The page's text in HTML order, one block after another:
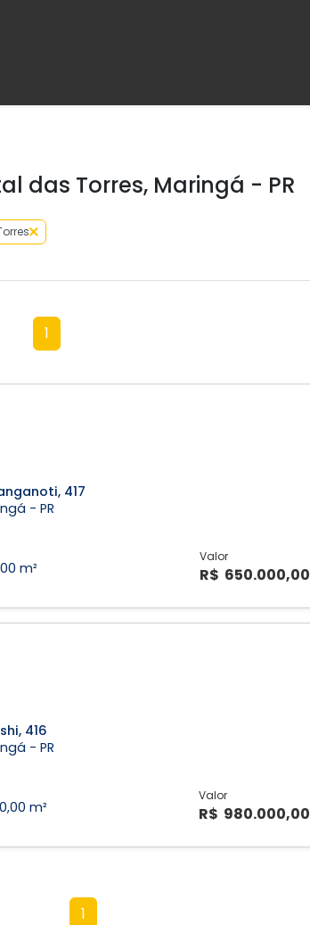
das Torres, Maringá - PR
1
417
- PR
m²
Valor
R$ 650.000,00
416
- PR
m²
Valor
R$ 980.000,00
1